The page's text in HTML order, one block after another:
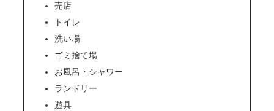
売店
トイレ
洗い場
ゴミ捨て場
お風呂・シャワー
ランドリー
遊具